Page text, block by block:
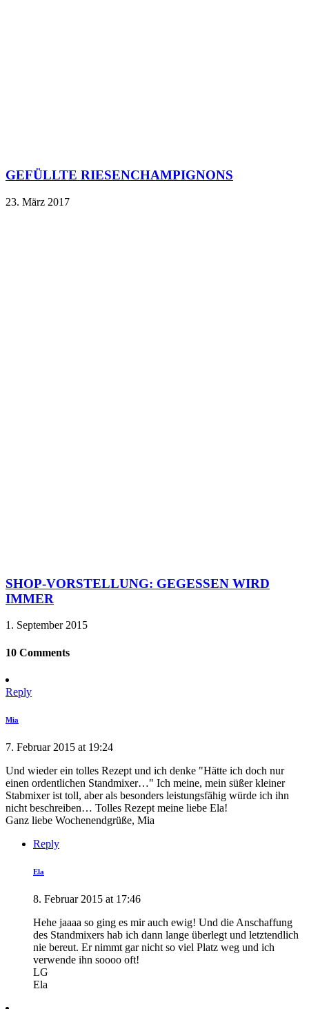
GEFÜLLTE RIESENCHAMPIGNONS
23. März 2017
SHOP-VORSTELLUNG: GEGESSEN WIRD
IMMER
1. September 2015
10 Comments
Reply
Mia
7. Februar 2015 at 19:24
Und wieder ein tolles Rezept und ich denke "Hätte ich doch nur
einen ordentlichen Standmixer…" Ich meine, mein süßer kleiner
Stabmixer ist toll, aber als besonders leistungsfähig würde ich ihn
nicht beschreiben… Tolles Rezept meine liebe Ela!
Ganz liebe Wochenendgrüße, Mia
Reply
Ela
8. Februar 2015 at 17:46
Hehe jaaaa so ging es mir auch ewig! Und die Anschaffung
des Standmixers hab ich dann lange überlegt und letztendlich
nie bereut. Er nimmt gar nicht so viel Platz weg und ich
verwende ihn soooo oft!
LG
Ela